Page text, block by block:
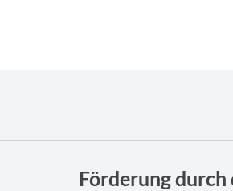
Förderung durch